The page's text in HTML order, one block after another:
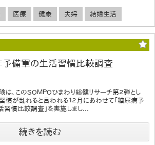
医療 健康 夫婦 結婚生活
備軍の生活習慣比較調査
は、このＳＯＭＰＯひまわり総健リサーチ第２弾とし
慣が乱れると言われる１２月にあわせて「糖尿病予
慣比較調査」を実施しまし...
続きを読む